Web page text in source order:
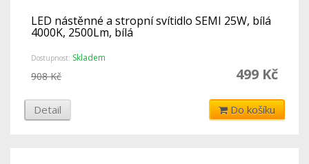
LED nástěnné a stropní svítidlo SEMI 25W, bílá
4000K, 2500Lm, bílá
Dostupnost: Skladem
499 Kč
908 Kč
Detail Do košíku